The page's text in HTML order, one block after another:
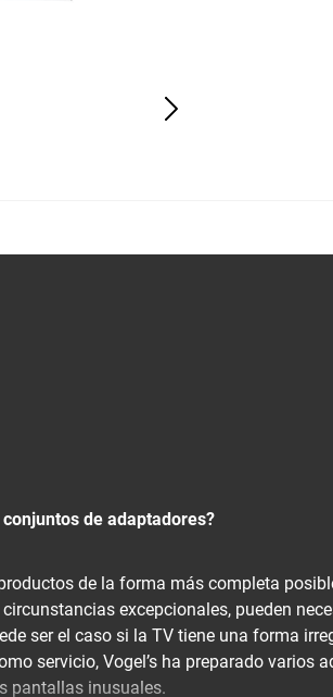
de adaptadores?
de la forma más completa
excepcionales, pueden
ser el caso si la TV tiene una forma
servicio, Vogel’s ha preparado varios
pantallas inusuales.